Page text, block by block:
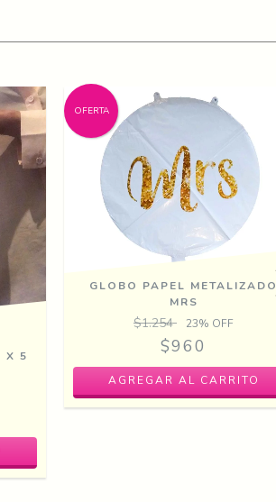
X 5
OFERTA
GLOBO PAPEL METALIZADO
MRS
$1.254 23% OFF
$960